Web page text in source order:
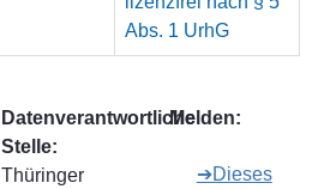
Abs. 1 UrhG
Datenverantwortliche
Stelle:
Thüringer
Melden:
➔Dieses